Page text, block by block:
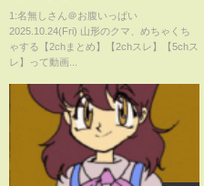
【5chスレ】
1:名無しさん＠お腹いっぱい
2025.10.24(Fri) 山形のクマ、めちゃくち
ゃする【2chまとめ】【2chスレ】【5chス
レ】って動画...